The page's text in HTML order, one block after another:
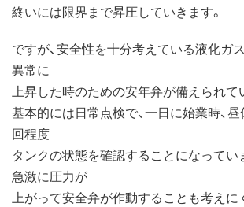
終いには限界まで昇圧していきます。
ですが、安全性を十分考えている液化ガ
異常に
上昇した時のための安年弁が備えられて
基本的には日常点検で、一日に始業時、昼
回程度
タンクの状態を確認することになってい
急激に圧力が
上がって安全弁が作動することも考えに